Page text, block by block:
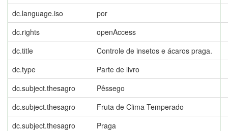
dc.language.iso
por
dc.rights
openAccess
dc.title
Controle de insetos e ácaros praga.
dc.type
Parte de livro
dc.subject.thesagro
Pêssego
dc.subject.thesagro
Fruta de Clima Temperado
dc.subject.thesagro
Praga